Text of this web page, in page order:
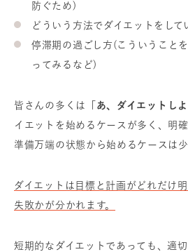
防ぐため)
どういう方法でダイエットをして
停滞期の過ごし方(こういうこと
ってみるなど)
皆さんの多くは 「あ、ダイエットしよ
イエットを始めるケースが多く、明
準備万端の状態から始めるケースは
ダイエットは目標と計画がどれだけ
失敗かが分かれます。
短期的なダイエットであっても、適